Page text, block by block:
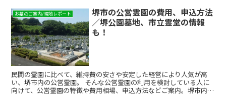
お墓のご案内/現地レポート
堺市の公営霊園の費用、申込方法
／堺公園墓地、市立霊堂の情報
も！
民間の霊園に比べて、維持費の安さや安定した経営により人気が高
い、堺市内の公営霊園。 そんな公営霊園の利用を検討している人に
向けて、公営霊園の特徴や費用相場、申込方法などご案内。堺市内に